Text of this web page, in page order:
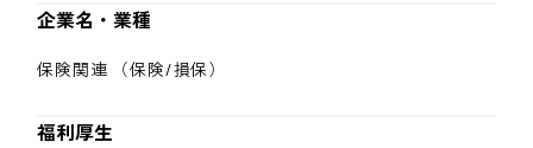
企業名・業種
保険関連 （保険/損保）
福利厚生